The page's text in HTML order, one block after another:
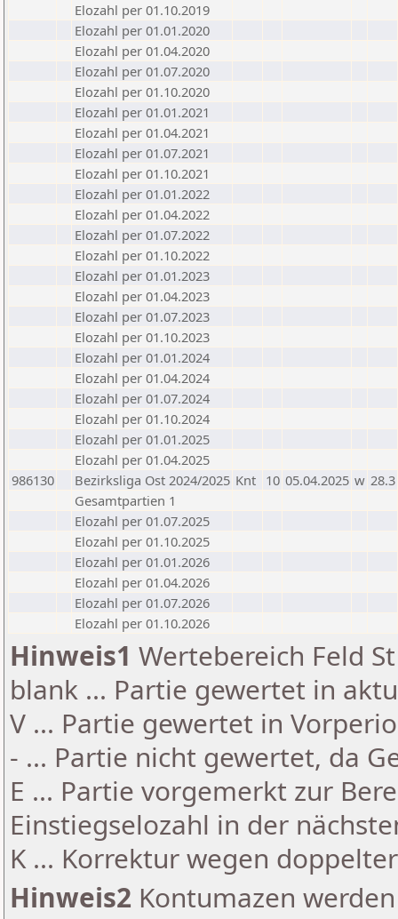
Elozahl per 01.10.2019
Elozahl per 01.01.2020
Elozahl per 01.04.2020
Elozahl per 01.07.2020
Elozahl per 01.10.2020
Elozahl per 01.01.2021
Elozahl per 01.04.2021
Elozahl per 01.07.2021
Elozahl per 01.10.2021
Elozahl per 01.01.2022
Elozahl per 01.04.2022
Elozahl per 01.07.2022
Elozahl per 01.10.2022
Elozahl per 01.01.2023
Elozahl per 01.04.2023
Elozahl per 01.07.2023
Elozahl per 01.10.2023
Elozahl per 01.01.2024
Elozahl per 01.04.2024
Elozahl per 01.07.2024
Elozahl per 01.10.2024
Elozahl per 01.01.2025
Elozahl per 01.04.2025
986130
Bezirksliga Ost 2024/2025 Knt 10 05.04.2025 w 28.3
Gesamtpartien 1
Elozahl per 01.07.2025
Elozahl per 01.10.2025
Elozahl per 01.01.2026
Elozahl per 01.04.2026
Elozahl per 01.07.2026
Elozahl per 01.10.2026
Hinweis1 Wertebereich Feld
blank ... Partie gewertet in
V ... Partie gewertet in
- ... Partie nicht gewertet, da
E ... Partie vorgemerkt zur
Einstiegselozahl in der
K ... Korrektur wegen
Hinweis2 Kontumazen